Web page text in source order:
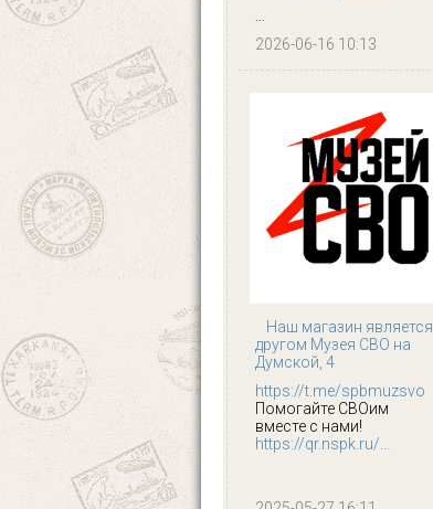
...
2026-06-16 10:13
Наш магазин является
другом Музея СВО на
Думской, 4
https://t.me/spbmuzsvo
Помогайте СВОим
вместе с нами!
https://qr.nspk.ru/...